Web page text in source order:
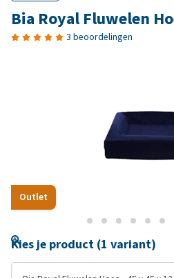
Bia Royal Fluwelen
3 beoordelingen
Outlet
Kies je product (1 variant)